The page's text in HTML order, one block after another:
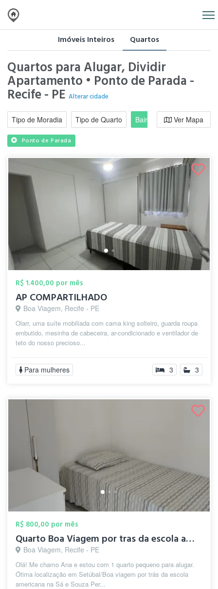
Imóveis Inteiros Quartos
Quartos para Alugar, Dividir
Apartamento • Ponto de Parada -
Recife - PE Alterar cidade
Tipo de Moradia Tipo de Quarto Bairro / RegiãoVer Mapa
Ponto de Parada
R$ 1.400,00 por mês
AP COMPARTILHADO
Boa Viagem, Recife - PE
Olarr, uma suíte mobiliada com cama king solteiro, guarda roupa
embutido, mesinha de cabeceira, ar-condicionado e ventilador de
teto do nosso precioso...
Para mulheres 3 3
R$ 800,00 por mês
Quarto Boa Viagem por tras da escola ame...
Boa Viagem, Recife - PE
Olá! Me chamo Ana e estou com 1 quarto pequeno para alugar.
Ótima localização em Setúbal/Boa viagem por trás da escola
americana na Sá e Souza Per...